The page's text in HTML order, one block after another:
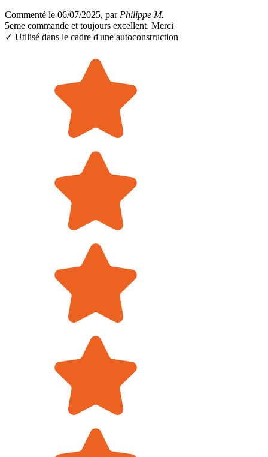
Commenté le 06/07/2025, par Philippe M.
5eme commande et toujours excellent. Merci
✓ Utilisé dans le cadre d'une autoconstruction